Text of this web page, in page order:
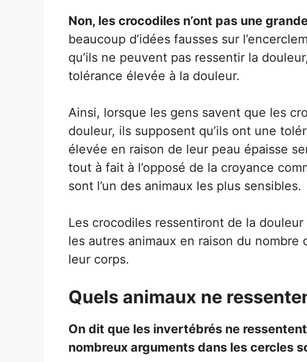
Non, les crocodiles n’ont pas une
beaucoup d’idées fausses sur
qu’ils ne peuvent pas ressentir la
tolérance élevée à la douleur.
Ainsi, lorsque les gens savent que les
douleur, ils supposent qu’ils ont une
élevée en raison de leur peau épaisse
tout à fait à l’opposé de la croyance
sont l’un des animaux les plus sensibles.
Les crocodiles ressentiront de la
les autres animaux en raison du
leur corps.
Quels animaux ne
On dit que les invertébrés ne
nombreux arguments dans les cercles